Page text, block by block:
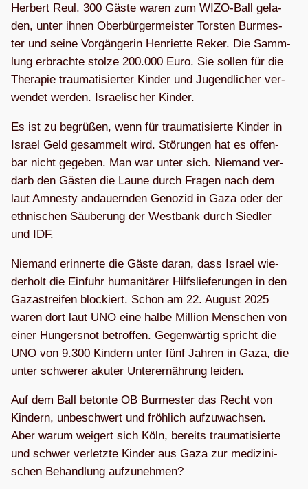
Her­bert Reul. 300 Gäste waren zum WIZO-Ball gela­
den, unter ihnen Ober­bür­ger­meis­ter Tors­ten Bur­mes­
ter und seine Vor­gän­ge­rin Hen­ri­ette Reker. Die Samm­
lung erbrachte stolze 200.000 Euro. Sie sol­len für die
The­ra­pie trau­ma­ti­sier­ter Kin­der und Jugend­li­cher ver­
wen­det wer­den. Israe­li­scher Kinder.
Es ist zu begrü­ßen, wenn für trau­ma­ti­sierte Kin­der in
Israel Geld gesam­melt wird. Stö­run­gen hat es offen­
bar nicht gege­ben. Man war unter sich. Nie­mand ver­
darb den Gäs­ten die Laune durch Fra­gen nach dem
laut Amnesty andau­ern­den Geno­zid in Gaza oder der
eth­ni­schen Säu­be­rung der West­bank durch Sied­ler
und IDF.
Nie­mand erin­nerte die Gäste daran, dass Israel wie­
der­holt die Ein­fuhr huma­ni­tä­rer Hilfs­lie­fe­run­gen in den
Gaza­strei­fen blo­ckiert. Schon am 22. August 2025
waren dort laut UNO eine halbe Mil­lion Men­schen von
einer Hun­gers­not betrof­fen. Gegen­wär­tig spricht die
UNO von 9.300 Kin­dern unter fünf Jah­ren in Gaza, die
unter schwe­rer aku­ter Unter­ernäh­rung leiden.
Auf dem Ball betonte OB Bur­mes­ter das Recht von
Kin­dern, unbe­schwert und fröh­lich auf­zu­wach­sen.
Aber warum wei­gert sich Köln, bereits trau­ma­ti­sierte
und schwer ver­letzte Kin­der aus Gaza zur medi­zi­ni­
schen Behand­lung aufzunehmen?